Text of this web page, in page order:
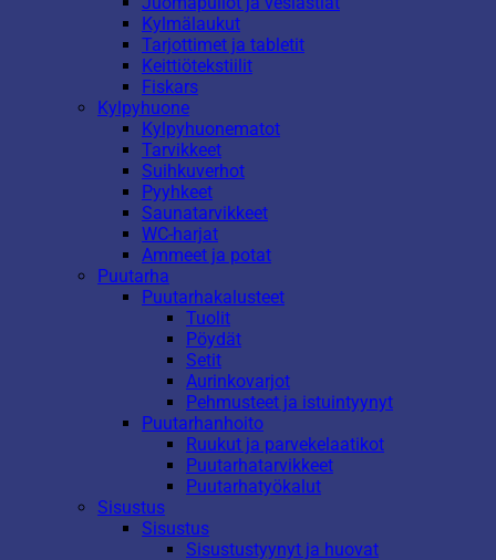
Kylmälaukut
Tarjottimet ja tabletit
Keittiötekstiilit
Fiskars
Kylpyhuone
Kylpyhuonematot
Tarvikkeet
Suihkuverhot
Pyyhkeet
Saunatarvikkeet
WC-harjat
Ammeet ja potat
Puutarha
Puutarhakalusteet
Tuolit
Pöydät
Setit
Aurinkovarjot
Pehmusteet ja istuintyynyt
Puutarhanhoito
Ruukut ja parvekelaatikot
Puutarhatarvikkeet
Puutarhatyökalut
Sisustus
Sisustus
Sisustustyynyt ja huovat